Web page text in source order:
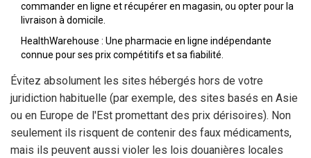
commander en ligne et récupérer en magasin, ou opter pour la
livraison à domicile.
HealthWarehouse : Une pharmacie en ligne indépendante
connue pour ses prix compétitifs et sa fiabilité.
Évitez absolument les sites hébergés hors de votre
juridiction habituelle (par exemple, des sites basés en Asie
ou en Europe de l'Est promettant des prix dérisoires). Non
seulement ils risquent de contenir des faux médicaments,
mais ils peuvent aussi violer les lois douanières locales